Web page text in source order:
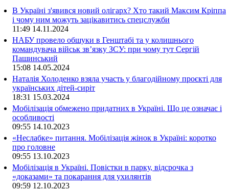
В Україні з'явився новий олігарх? Хто такий Максим Кріппа
і чому ним можуть зацікавитись спецслужби
11:49 14.11.2024
НАБУ провело обшуки в Генштабі та у колишнього
командувача військ зв’язку ЗСУ: при чому тут Сергій
Пашинський
15:08 14.05.2024
Наталія Холоденко взяла участь у благодійному проєкті для
українських дітей-сиріт
18:31 15.03.2024
Мобілізація обмежено придатних в Україні. Що це означає і
особливості
09:55 14.10.2023
«Неслабке» питання. Мобілізація жінок в Україні: коротко
про головне
09:55 13.10.2023
Мобілізація в Україні. Повістки в парку, відсрочка з
«доказами» та покарання для ухилянтів
09:59 12.10.2023